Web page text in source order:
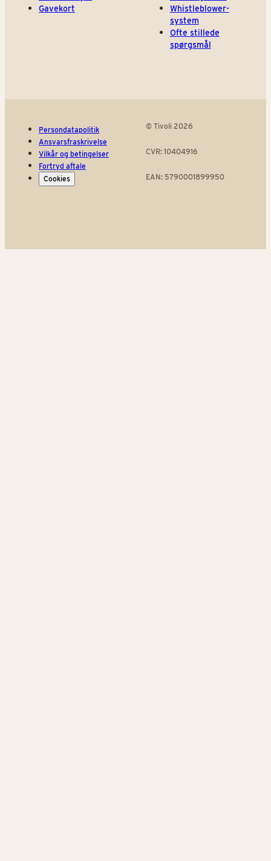
Gavekort
Whistleblower-
system
Ofte stillede
spørgsmål
Persondatapolitik
Ansvarsfraskrivelse
Vilkår og betingelser
Fortryd aftale
Cookies
© Tivoli 2026
CVR: 10404916
EAN: 5790001899950